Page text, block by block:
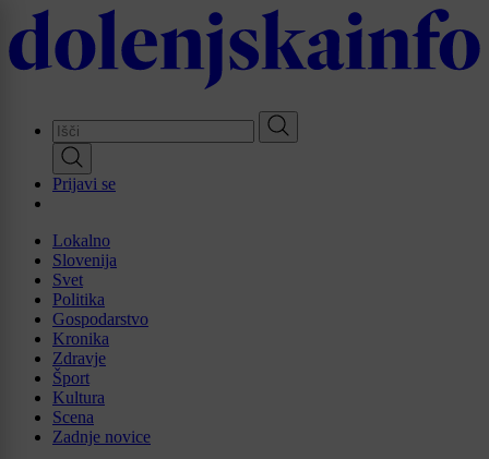
Skip
to
main
Prijavi se
Lokalno
Slovenija
Svet
Politika
Gospodarstvo
Kronika
Zdravje
Šport
Kultura
Scena
Zadnje novice